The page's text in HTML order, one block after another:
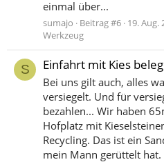
einmal über...
sumajo Beitrag #6 19. Aug.
Werkzeug
S Einfahrt mit Kies
Bei uns gilt auch, alles
versiegelt. Und für
bezahlen... Wir haben
Hofplatz mit
Recycling. Das ist ein
mein Mann gerüttelt hat.